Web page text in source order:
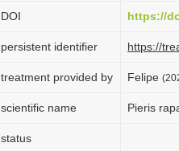
DOI https://
persistent identifier https://
treatment provided by Felipe
scientific name Pieris
status